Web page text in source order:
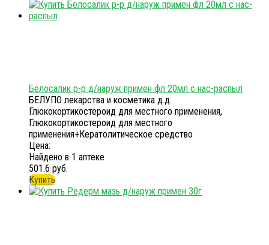
Белосалик р-р д/наруж примен фл 20мл с нас-распыл
БЕЛУПО лекарства и косметика д.д.
Глюкокортикостероид для местного применения,
Глюкокортикостероид для местного
применения+Кератолитическое средство
Цена:
Найдено в 1 аптеке
501.6 руб.
Купить